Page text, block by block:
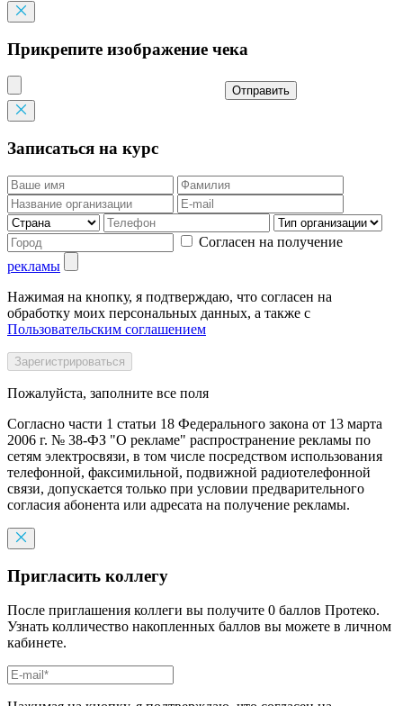
Прикрепите изображение чека
Отправить
Записаться на курс
Согласен на получение
рекламы
Нажимая на кнопку, я подтверждаю, что согласен на
обработку моих персональных данных, а также с
Пользовательским соглашением
Пожалуйста, заполните все поля
Согласно части 1 статьи 18 Федерального закона от 13 марта
2006 г. № 38-ФЗ "О рекламе" распространение рекламы по
сетям электросвязи, в том числе посредством использования
телефонной, факсимильной, подвижной радиотелефонной
связи, допускается только при условии предварительного
согласия абонента или адресата на получение рекламы.
Пригласить коллегу
После приглашения коллеги вы получите 0 баллов Протеко.
Узнать колличество накопленных баллов вы можете в личном
кабинете.